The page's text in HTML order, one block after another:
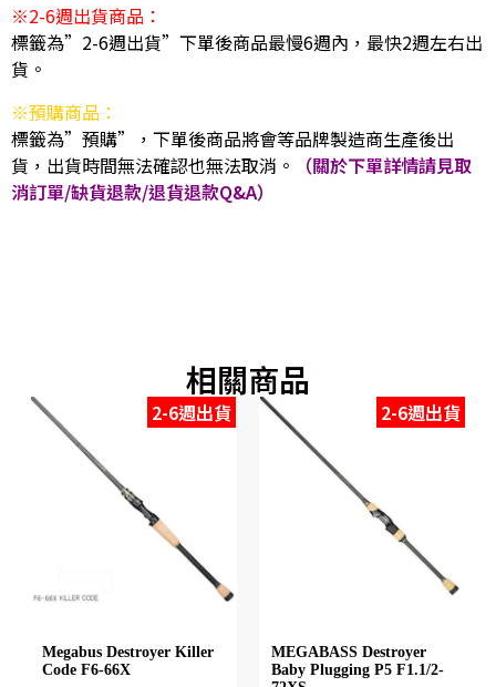
※2-6週出貨商品：
標籤為”2-6週出貨”下單後商品最慢6週內，最快2週左右出
貨。
※預購商品：
標籤為”預購”，下單後商品將會等品牌製造商生產後出
貨，出貨時間無法確認也無法取消。
（關於下單詳情請見取
消訂單/缺貨退款/退貨退款Q&A）
相關商品
2-6週出貨
Megabus Destroyer Killer
Code F6-66X
2-6週出貨
MEGABASS Destroyer
Baby Plugging P5 F1.1/2-